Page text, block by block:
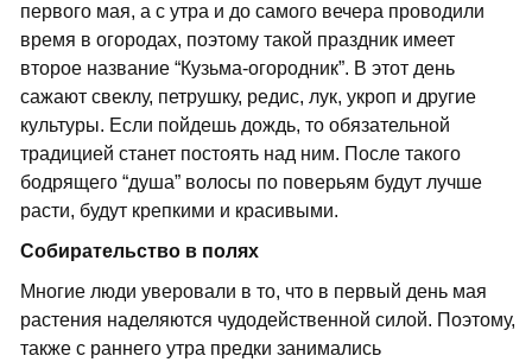
первого мая, а с утра и до самого вечера проводили
время в огородах, поэтому такой праздник имеет
второе название “Кузьма-огородник”. В этот день
сажают свеклу, петрушку, редис, лук, укроп и другие
культуры. Если пойдешь дождь, то обязательной
традицией станет постоять над ним. После такого
бодрящего “душа” волосы по поверьям будут лучше
расти, будут крепкими и красивыми.
Собирательство в полях
Многие люди уверовали в то, что в первый день мая
растения наделяются чудодейственной силой. Поэтому,
также с раннего утра предки занимались